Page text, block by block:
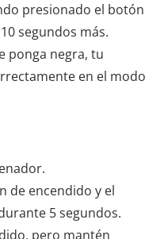
presionado el botón
segundos más.
ponga negra, tu
en el modo
de encendido y el
5 segundos.
pero mantén